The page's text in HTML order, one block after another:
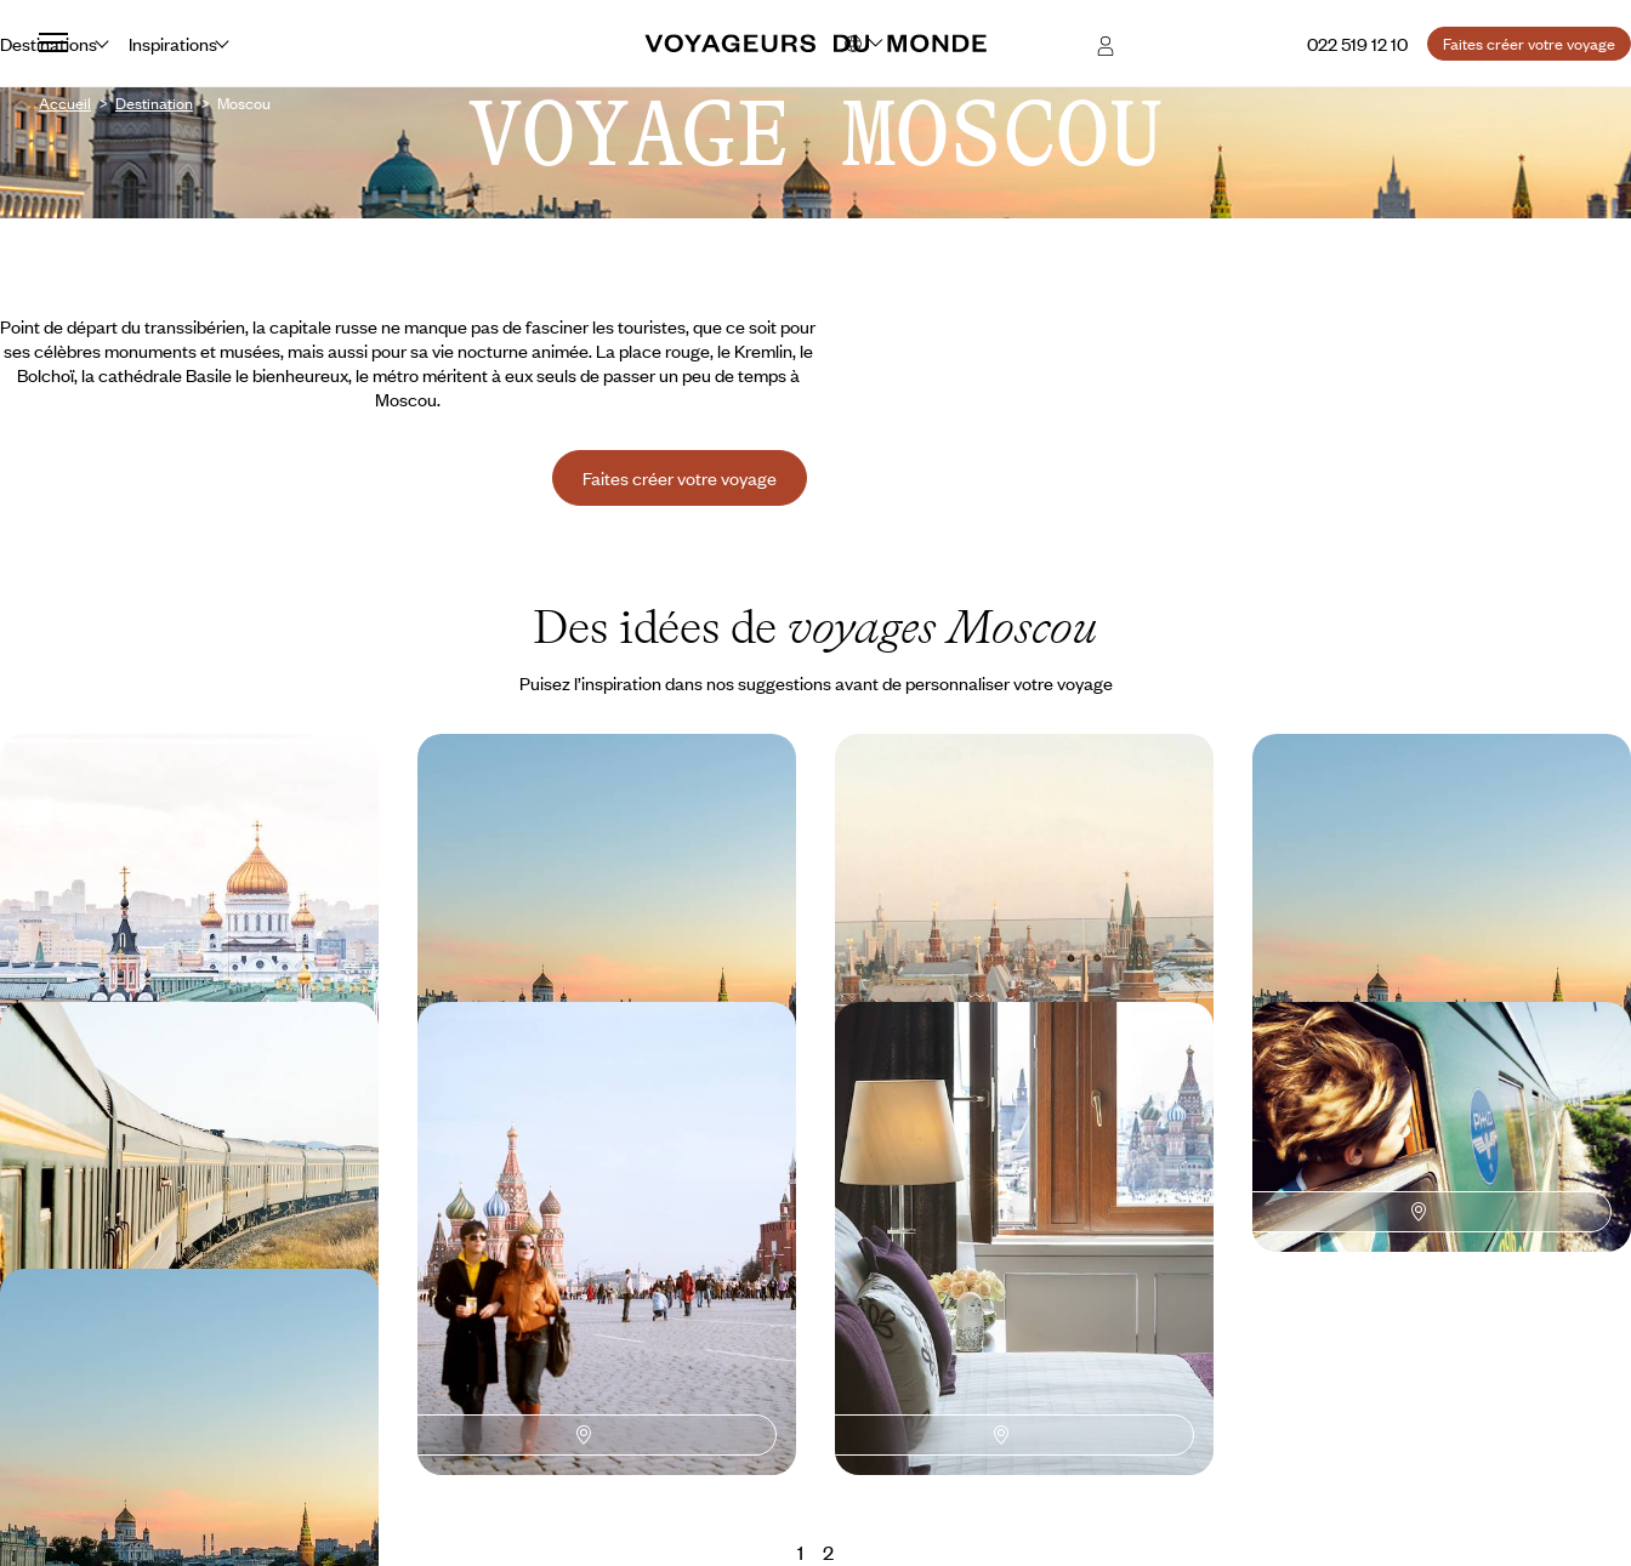
Destinations Inspirations 022 519 12 10 Faites créer votre voyage
Accueil Destination Moscou VOYAGE MOSCOU
Point de départ du transsibérien, la capitale russe ne manque pas de fasciner les touristes, que ce soit pour
ses célèbres monuments et musées, mais aussi pour sa vie nocturne animée. La place rouge, le Kremlin, le
Bolchoï, la cathédrale Basile le bienheureux, le métro méritent à eux seuls de passer un peu de temps à
Moscou.
Faites créer votre voyage
Des idées de voyages Moscou
Puisez l’inspiration dans nos suggestions avant de personnaliser votre voyage
Vous réveiller face au Kremlin, dans un palace de
légende - l'élégance de la Russie des tsars en
filigrane
4 jours, de CHF 1600 à CHF 2100 8 jours, de CHF 1700 à CHF 2300
De Moscou à Kazan - A bord du
Transsibérien, au fil de la Volga
Embarquer à bord du mythique Transsibérien
pour rallier les villes de la Volga, Nijni Novgorod et
Kazan
9 jours, de CHF 2100 à CHF 2900
marbre votre lune de miel
8 jours, de CHF 2400 à CHF 3200
De Moscou à Saint-Pétersbourg -
En train et palaces de légende
Deux villes emblématiques et deux adresses
iconiques, marquées du prestige de la grande
Russie des Tsars
8 jours, de CHF 3200 à CHF 4400
Objectif Baïkal ! - Un voyage en
Transsibérien
Le train mythique de Moscou à Irkoutsk, 3 jours
sur l’île d’Olkhon : le lac Baïkal intime
15 jours, de CHF 3300 à CHF 4500
1 2